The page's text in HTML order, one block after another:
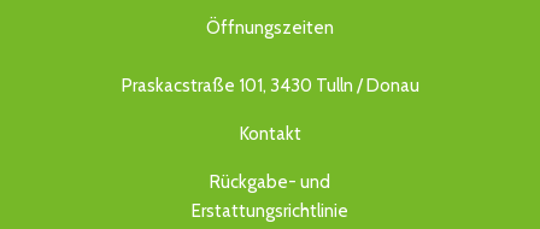
Öffnungszeiten
Praskacstraße 101, 3430 Tulln / Donau
Kontakt
Rückgabe- und
Erstattungsrichtlinie